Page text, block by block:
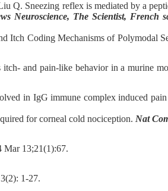
Q. Sneezing reflex is mediated by a
Neuroscience, The Scientist, French
Itch Coding Mechanisms of Polymodal
and pain-like behavior in a murine
in IgG immune complex induced
for corneal cold nociception. Nat
Mar 13;21(1):67.
1-27.